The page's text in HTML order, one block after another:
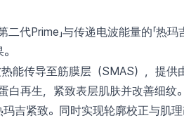
代Prime」与传递电波能量的「热
能传导至筋膜层（SMAS），提供
白再生，紧致表层肌肤并改善细纹。
吉紧致。同时实现轮廓校正与肌